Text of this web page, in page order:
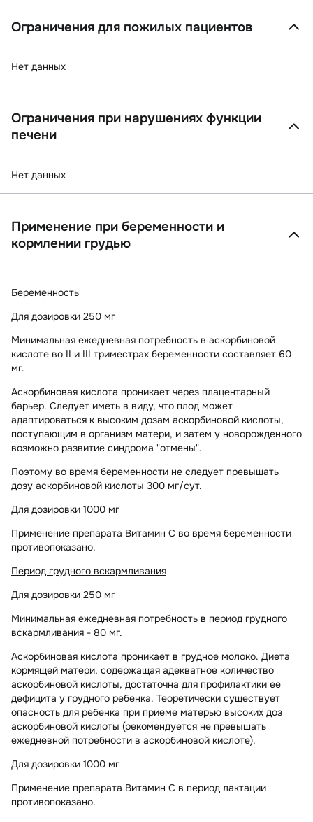
Ограничения для пожилых пациентов
Нет данных
Ограничения при нарушениях функции
печени
Нет данных
Применение при беременности и
кормлении грудью
Беременность
Для дозировки 250 мг
Минимальная ежедневная потребность в аскорбиновой
кислоте во II и III триместрах беременности составляет 60
мг.
Аскорбиновая кислота проникает через плацентарный
барьер. Следует иметь в виду, что плод может
адаптироваться к высоким дозам аскорбиновой кислоты,
поступающим в организм матери, и затем у новорожденного
возможно развитие синдрома "отмены".
Поэтому во время беременности не следует превышать
дозу аскорбиновой кислоты 300 мг/сут.
Для дозировки 1000 мг
Применение препарата Витамин С во время беременности
противопоказано.
Период грудного вскармливания
Для дозировки 250 мг
Минимальная ежедневная потребность в период грудного
вскармливания - 80 мг.
Аскорбиновая кислота проникает в грудное молоко. Диета
кормящей матери, содержащая адекватное количество
аскорбиновой кислоты, достаточна для профилактики ее
дефицита у грудного ребенка. Теоретически существует
опасность для ребенка при приеме матерью высоких доз
аскорбиновой кислоты (рекомендуется не превышать
ежедневной потребности в аскорбиновой кислоте).
Для дозировки 1000 мг
Применение препарата Витамин С в период лактации
противопоказано.